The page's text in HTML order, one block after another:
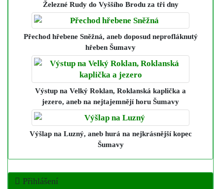
Železné Rudy do Vyššího Brodu za tři dny
Přechod hřebene Sněžná, aneb doposud neprofláknutý
hřeben Šumavy
Výstup na Velký Roklan, Roklanská kaplička a
jezero, aneb na nejtajemnějí horu Šumavy
Výšlap na Luzný, aneb hurá na nejkrásnější kopec
Šumavy
Přihlášení